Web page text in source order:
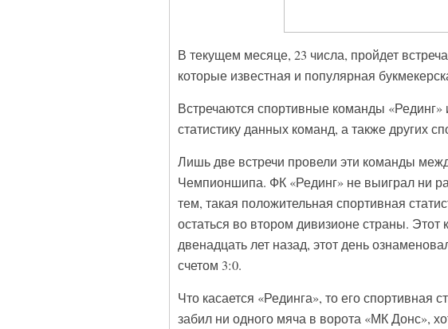
В текущем месяце, 23 числа, пройдет
которые известная и популярная
Встречаются спортивные команды
статистику данных команд, а также других
Лишь две встречи провели эти команды
Чемпионшипа. ФК «Рединг» не выиграл ни
тем, такая положительная спортивная
остаться во втором дивизионе страны.
двенадцать лет назад, этот день
счетом 3:0.
Что касается «Рединга», то его спортивная
забил ни одного мяча в ворота «МК Донс»,